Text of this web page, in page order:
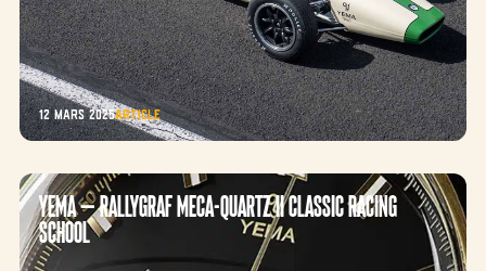
12 mars 2025Article
YEMA – Rallygraf Meca-Quartz II Classic Racing
School